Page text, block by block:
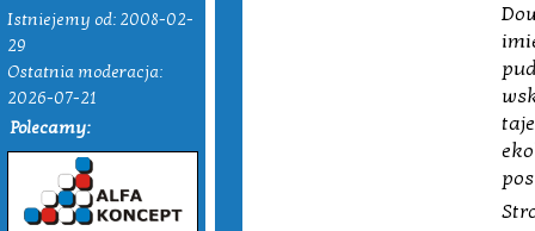
Istniejemy od: 2008-02-
29
Ostatnia moderacja:
2026-07-21
Polecamy: